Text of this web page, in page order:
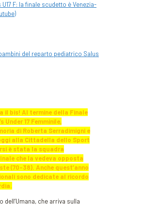
U17 F: la finale scudetto è Venezia-
del reparto pediatrico Salus
il bis! Al termine della Finale
Under 17 Femminile,
di Roberta Serradimigni e
alla Cittadella dello Sport
è stata la squadra
che la vedeva opposta
(70-38). Anche quest’anno
sono dedicate al ricordo
dell’Umana, che arriva sulla